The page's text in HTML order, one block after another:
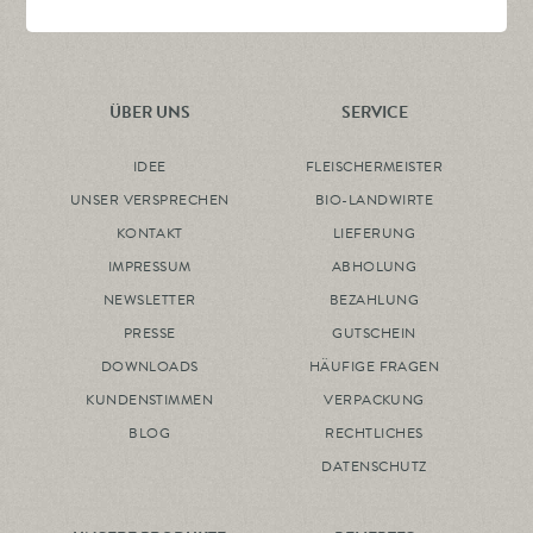
ÜBER UNS
IDEE
UNSER VERSPRECHEN
KONTAKT
IMPRESSUM
NEWSLETTER
PRESSE
DOWNLOADS
KUNDENSTIMMEN
BLOG
SERVICE
FLEISCHERMEISTER
BIO-LANDWIRTE
LIEFERUNG
ABHOLUNG
BEZAHLUNG
GUTSCHEIN
HÄUFIGE FRAGEN
VERPACKUNG
RECHTLICHES
DATENSCHUTZ